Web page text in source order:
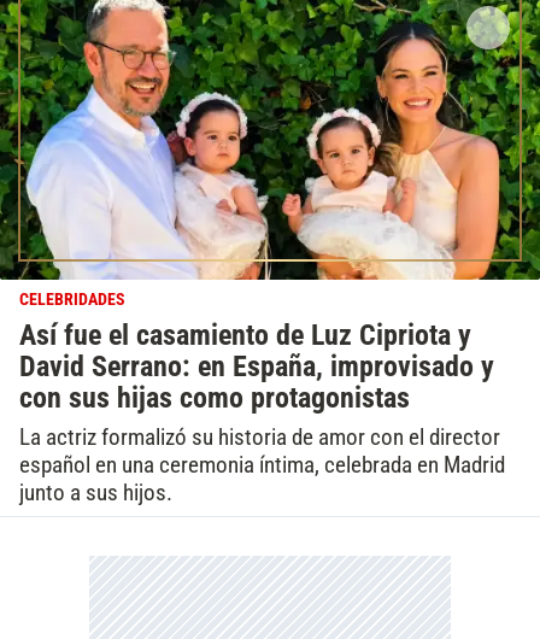
CELEBRIDADES
Así fue el casamiento de Luz Cipriota y
David Serrano: en España, improvisado y
con sus hijas como protagonistas
La actriz formalizó su historia de amor con el director
español en una ceremonia íntima, celebrada en Madrid
junto a sus hijos.